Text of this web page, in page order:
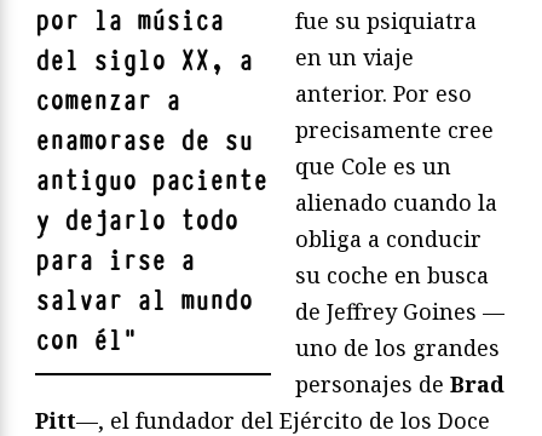
por la música
del siglo XX, a
comenzar a
enamorase de su
antiguo paciente
y dejarlo todo
para irse a
salvar al mundo
con él"
fue su psiquiatra
en un viaje
anterior. Por eso
precisamente cree
que Cole es un
alienado cuando la
obliga a conducir
su coche en busca
de Jeffrey Goines —
uno de los grandes
personajes de Brad
Pitt—, el fundador del Ejército de los Doce